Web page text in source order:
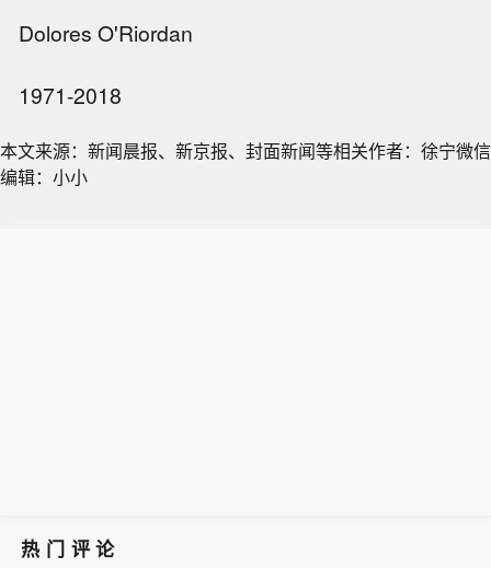
Dolores O'Riordan
1971-2018
本文来源：新闻晨报、新京报、封面新闻等相关作者：徐宁微信
编辑：小小
热门评论